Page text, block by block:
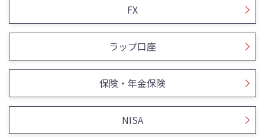
FX
ラップ口座
保険・年金保険
NISA